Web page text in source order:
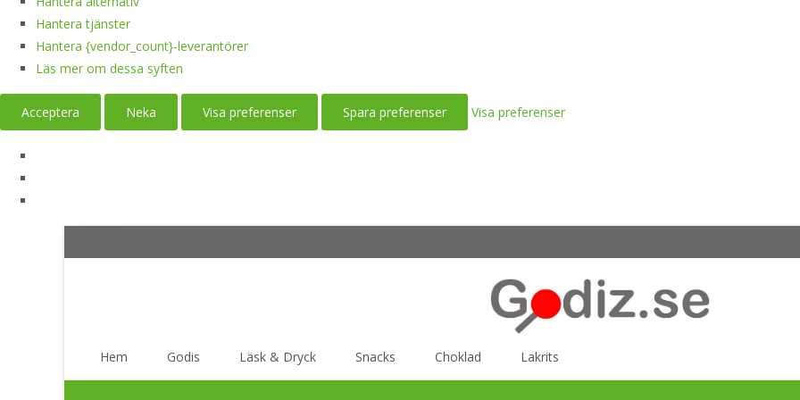
Hantera tjänster
Hantera {vendor_count}-leverantörer
Läs mer om dessa syften
Acceptera Neka Visa preferenser Spara preferenser Visa preferenser
Hem Godis Läsk & Dryck Snacks Choklad Lakrits